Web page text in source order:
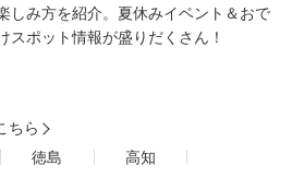
しみ方を紹介。夏休みイベント＆おで
スポット情報が盛りだくさん！
ちら
徳島 高知